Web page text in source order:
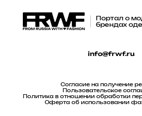
Портал о
брендах
info@frwf.ru
Согласие на получение
Пользовательское
Политика в отношении обработки
Оферта об использовании